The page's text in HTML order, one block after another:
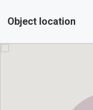
Object location